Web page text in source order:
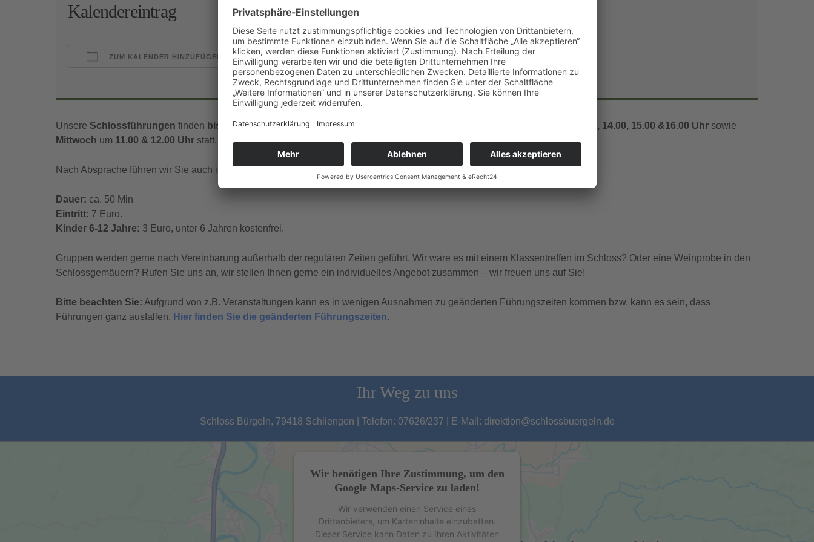
Kalendereintrag
ZUM KALENDER HINZUFÜGEN
Google Kalender iCalendar
Unsere Schlossführungen finden bis Mitte November Dienstag, Donnerstag, Freitag, Samstag, Sonntag um 11.00, 12.00, 14.00, 15.00 &16.00 Uhr sowie
Mittwoch um 11.00 & 12.00 Uhr statt.
Nach Absprache führen wir Sie auch in englischer und französischer Sprache.
Dauer: ca. 50 Min
Eintritt: 7 Euro.
Kinder 6-12 Jahre: 3 Euro, unter 6 Jahren kostenfrei.
Gruppen werden gerne nach Vereinbarung außerhalb der regulären Zeiten geführt. Wir wäre es mit einem Klassentreffen im Schloss? Oder eine Weinprobe in den
Schlossgemäuern? Rufen Sie uns an, wir stellen Ihnen gerne ein individuelles Angebot zusammen – wir freuen uns auf Sie!
Bitte beachten Sie: Aufgrund von z.B. Veranstaltungen kann es in wenigen Ausnahmen zu geänderten Führungszeiten kommen bzw. kann es sein, dass
Führungen ganz ausfallen. Hier finden Sie die geänderten Führungszeiten.
Ihr Weg zu uns
Schloss Bürgeln, 79418 Schliengen | Telefon: 07626/237 | E-Mail: direktion@schlossbuergeln.de
Wir benötigen Ihre Zustimmung, um den
Google Maps-Service zu laden!
Wir verwenden einen Service eines
Drittanbieters, um Karteninhalte einzubetten.
Dieser Service kann Daten zu Ihren Aktivitäten